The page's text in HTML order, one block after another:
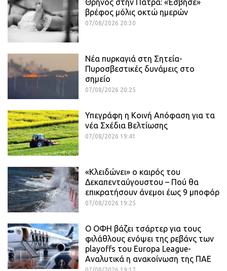
Θρήνος στην Πάτρα: «Έσβησε»
βρέφος μόλις οκτώ ημερών
07/08/2026 20:30
Νέα πυρκαγιά στη Σητεία-
Πυροσβεστικές δυνάμεις στο
σημείο
07/08/2026 20:25
Υπεγράφη η Κοινή Απόφαση για τα
νέα Σχέδια Βελτίωσης
07/08/2026 19:41
«Κλειδώνει» ο καιρός του
Δεκαπενταύγουστου – Πού θα
επικρατήσουν άνεμοι έως 9 μποφόρ
07/08/2026 19:25
Ο ΟΦΗ βάζει τσάρτερ για τους
φιλάθλους ενόψει της ρεβάνς των
playoffs του Europa League-
Αναλυτικά η ανακοίνωση της ΠΑΕ